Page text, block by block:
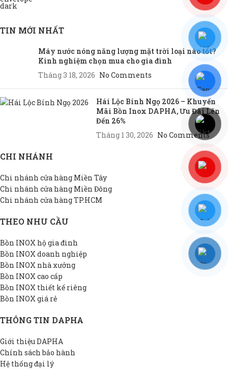
TIN MỚI NHẤT
Máy nước nóng năng lượng mặt trời loại nào tốt?
Kinh nghiệm chọn mua cho gia đình
Tháng 3 18, 2026 No Comments
Hái Lộc Bính Ngọ 2026 – Khuyến
Mãi Bồn Inox DAPHA, Ưu Đãi Lên
Đến 26%
Tháng 1 30, 2026 No Comments
CHI NHÁNH
Chi nhánh cửa hàng Miền Tây
Chi nhánh cửa hàng Miền Đông
Chi nhánh cửa hàng TP.HCM
THEO NHU CẦU
Bồn INOX hộ gia đình
Bồn INOX doanh nghiệp
Bồn INOX nhà xưởng
Bồn INOX cao cấp
Bồn INOX thiết kế riêng
Bồn INOX giá rẻ
THÔNG TIN DAPHA
Giới thiệu DAPHA
Chính sách bảo hành
Hệ thống đại lý